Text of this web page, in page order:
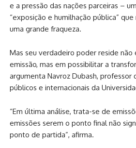
e a pressão das nações parceiras –
“exposição e humilhação pública”
uma grande fraqueza.
Mas seu verdadeiro poder reside não
emissão, mas em possibilitar a
argumenta Navroz Dubash, professor
públicos e internacionais da
“Em última análise, trata-se de
emissões serem o ponto final não
ponto de partida”, afirma.